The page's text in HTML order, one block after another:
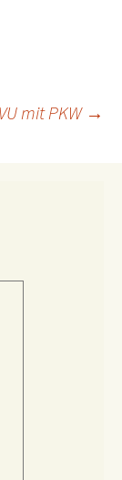
VU mit PKW →